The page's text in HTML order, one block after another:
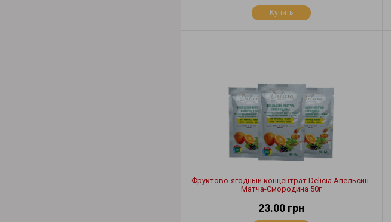
Купить
Фруктово-ягодный концентрат Delicia Апельсин-
Матча-Смородина 50г
23.00 грн